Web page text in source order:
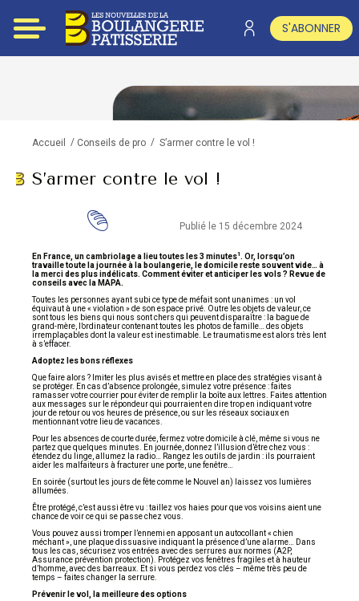
S'ABONNER
Accueil / Conseils de pro / S’armer contre le vol !
S’armer contre le vol !
Publié le 15 décembre 2024
En France, un cambriolage a lieu toutes les 3 minutes1. Or, lorsqu’on
travaille toute la journée à la boulangerie, le domicile reste souvent vide… à
la merci des plus indélicats. Comment éviter et anticiper les vols ? Revue de
conseils avec la MAPA.
Toutes les personnes ayant subi ce type de méfait sont unanimes : un vol
équivaut à une « violation » de son espace privé. Outre les objets de valeur, ce
sont tous les biens qui nous sont chers qui peuvent disparaître : la bague de
grand-mère, l’ordinateur contenant toutes les photos de famille… des objets
irremplaçables dont la valeur est inestimable. Le traumatisme est alors très lent
à s’effacer.
Adoptez les bons réflexes
Que faire alors ? Imiter les plus avisés et mettre en place des stratégies visant à
se protéger. En cas d’absence prolongée, simulez votre présence : faites
ramasser votre courrier pour éviter de remplir la boîte aux lettres. Faites attention
aux messages sur le répondeur qui pourraient en dire trop en indiquant votre
jour de retour ou vos heures de présence, ou sur les réseaux sociaux en
mentionnant votre lieu de vacances.
Pour les absences de courte durée, fermez votre domicile à clé, même si vous ne
partez que quelques minutes. En journée, donnez l’illusion d’être chez vous :
étendez du linge, allumez la radio… Rangez les outils de jardin : ils pourraient
aider les malfaiteurs à fracturer une porte, une fenêtre…
En soirée (surtout les jours de fête comme le Nouvel an) laissez vos lumières
allumées.
Être protégé, c’est aussi être vu : taillez vos haies pour que vos voisins aient une
chance de voir ce qui se passe chez vous.
Vous pouvez aussi tromper l’ennemi en apposant un autocollant « chien
méchant », une plaque dissuasive indiquant la présence d’une alarme… Dans
tous les cas, sécurisez vos entrées avec des serrures aux normes (A2P,
Assurance prévention protection). Protégez vos fenêtres fragiles et à hauteur
d’homme, avec des barreaux. Et si vous perdez vos clés – même très peu de
temps – faites changer la serrure.
Prévenir le vol, la meilleure des options